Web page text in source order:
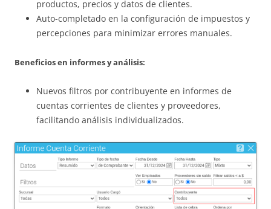
productos, precios y datos de clientes.
Auto-completado en la configuración de impuestos y
percepciones para minimizar errores manuales.
Beneficios en informes y análisis:
Nuevos filtros por contribuyente en informes de
cuentas corrientes de clientes y proveedores,
facilitando análisis individualizados.